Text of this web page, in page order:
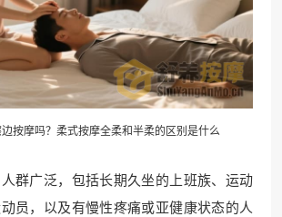
按摩吗？柔式按摩全柔和半柔的区别是什么
群广泛，包括长期久坐的上班族、运动
员，以及有慢性疼痛或亚健康状态的人